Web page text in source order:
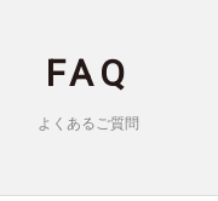
FAQ
よくあるご質問